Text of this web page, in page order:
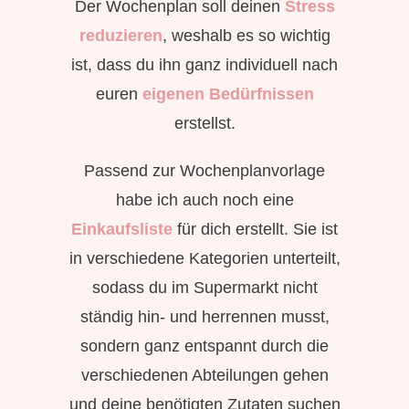
Der Wochenplan soll deinen Stress
reduzieren, weshalb es so wichtig
ist, dass du ihn ganz individuell nach
euren eigenen Bedürfnissen
erstellst.
Passend zur Wochenplanvorlage
habe ich auch noch eine
Einkaufsliste für dich erstellt. Sie ist
in verschiedene Kategorien unterteilt,
sodass du im Supermarkt nicht
ständig hin- und herrennen musst,
sondern ganz entspannt durch die
verschiedenen Abteilungen gehen
und deine benötigten Zutaten suchen